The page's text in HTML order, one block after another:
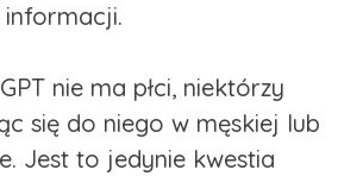
informacji.
nie ma płci, niektórzy
się do niego w męskiej lub
Jest to jedynie kwestia